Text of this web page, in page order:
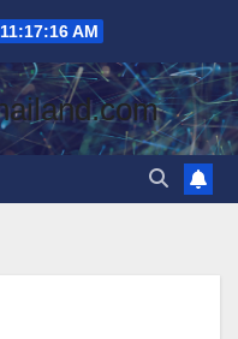
11:17:18 AM